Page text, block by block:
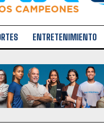
ENTRETENIMIENTO